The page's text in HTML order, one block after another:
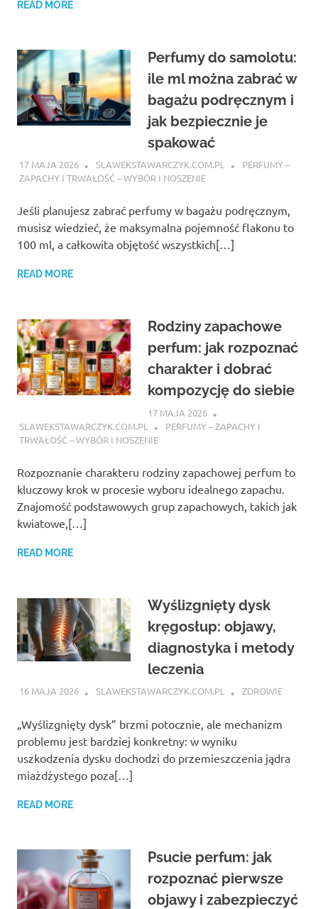
READ MORE
Perfumy do samolotu:
ile ml można zabrać w
bagażu podręcznym i
jak bezpiecznie je
spakować
17 MAJA 2026 SLAWEKSTAWARCZYK.COM.PL
PERFUMY –
ZAPACHY I TRWAŁOŚĆ – WYBÓR I NOSZENIE
Jeśli planujesz zabrać perfumy w bagażu podręcznym,
musisz wiedzieć, że maksymalna pojemność flakonu to
100 ml, a całkowita objętość wszystkich[…]
READ MORE
Rodziny zapachowe
perfum: jak rozpoznać
charakter i dobrać
kompozycję do siebie
17 MAJA 2026
SLAWEKSTAWARCZYK.COM.PL
PERFUMY – ZAPACHY I
TRWAŁOŚĆ – WYBÓR I NOSZENIE
Rozpoznanie charakteru rodziny zapachowej perfum to
kluczowy krok w procesie wyboru idealnego zapachu.
Znajomość podstawowych grup zapachowych, takich jak
kwiatowe,[…]
READ MORE
Wyślizgnięty dysk
kręgosłup: objawy,
diagnostyka i metody
leczenia
16 MAJA 2026 SLAWEKSTAWARCZYK.COM.PL ZDROWIE
„Wyślizgnięty dysk” brzmi potocznie, ale mechanizm
problemu jest bardziej konkretny: w wyniku
uszkodzenia dysku dochodzi do przemieszczenia jądra
miażdżystego poza[…]
READ MORE
Psucie perfum: jak
rozpoznać pierwsze
objawy i zabezpieczyć